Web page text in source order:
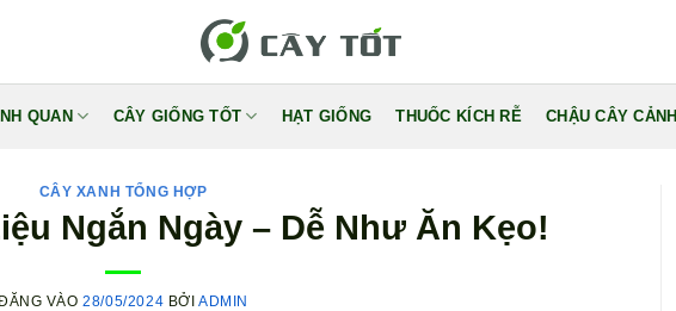
QUAN CÂY GIỐNG TỐT HẠT GIỐNG THUỐC KÍCH RỄ CHẬU CÂY CẢNH
CÂY XANH TỔNG HỢP
Ngắn Ngày – Dễ Như Ăn Kẹo!
VÀO28/05/2024 BỞIADMIN